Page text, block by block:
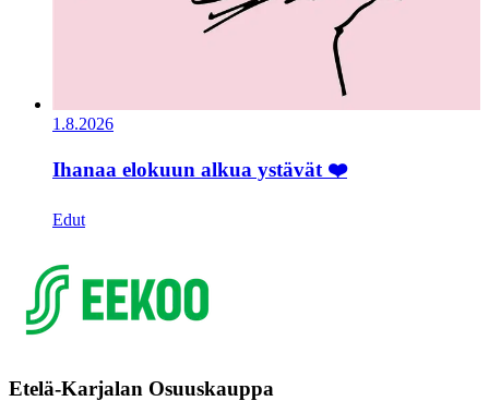
1.8.2026
Ihanaa elokuun alkua ystävät ❤️
Edut
Etelä-Karjalan Osuuskauppa